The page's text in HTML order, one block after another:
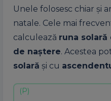
Unele folosesc chiar și
natale. Cele mai
calculează runa solară
de naștere. Acestea
solară și cu